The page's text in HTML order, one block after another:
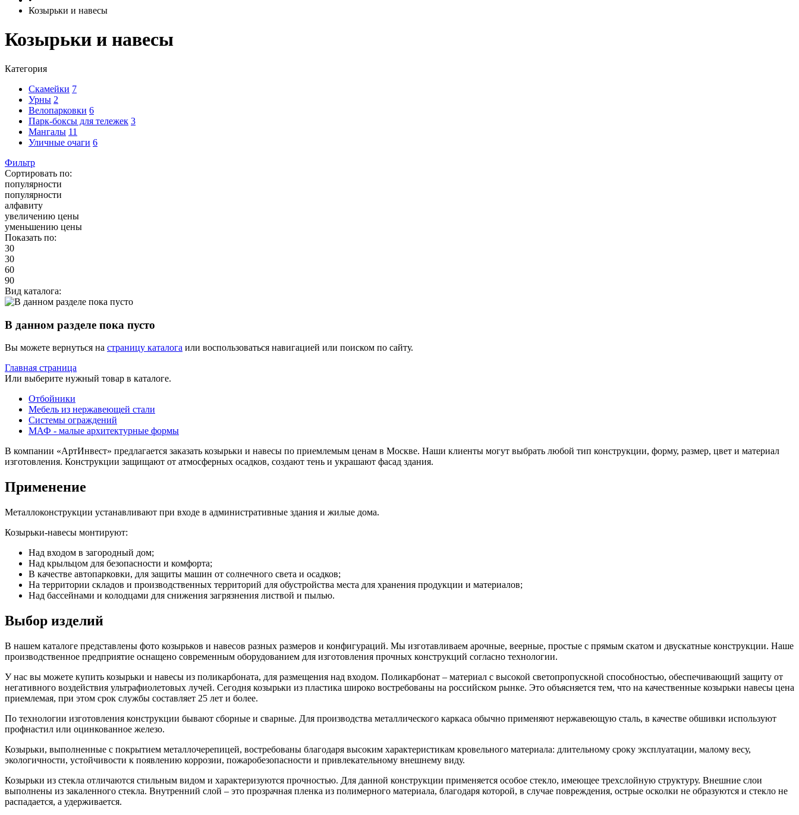
Козырьки и навесы
Козырьки и навесы
Категория
Скамейки 7
Урны 2
Велопарковки 6
Парк-боксы для тележек 3
Мангалы 11
Уличные очаги 6
Фильтр
Сортировать по:
популярности
популярности
алфавиту
увеличению цены
уменьшению цены
Показать по:
30
30
60
90
Вид каталога:
В данном разделе пока пусто
Вы можете вернуться на страницу каталога или воспользоваться навигацией или поиском по сайту.
Главная страница
Или выберите нужный товар в каталоге.
Отбойники
Мебель из нержавеющей стали
Системы ограждений
МАФ - малые архитектурные формы
В компании «АртИнвест» предлагается заказать козырьки и навесы по приемлемым ценам в Москве. Наши клиенты могут выбрать любой тип конструкции, форму, размер, цвет и материал
изготовления. Конструкции защищают от атмосферных осадков, создают тень и украшают фасад здания.
Применение
Металлоконструкции устанавливают при входе в административные здания и жилые дома.
Козырьки-навесы монтируют:
Над входом в загородный дом;
Над крыльцом для безопасности и комфорта;
В качестве автопарковки, для защиты машин от солнечного света и осадков;
На территории складов и производственных территорий для обустройства места для хранения продукции и материалов;
Над бассейнами и колодцами для снижения загрязнения листвой и пылью.
Выбор изделий
В нашем каталоге представлены фото козырьков и навесов разных размеров и конфигураций. Мы изготавливаем арочные, веерные, простые с прямым скатом и двускатные конструкции. Наше
производственное предприятие оснащено современным оборудованием для изготовления прочных конструкций согласно технологии.
У нас вы можете купить козырьки и навесы из поликарбоната, для размещения над входом. Поликарбонат – материал с высокой светопропускной способностью, обеспечивающий защиту от
негативного воздействия ультрафиолетовых лучей. Сегодня козырьки из пластика широко востребованы на российском рынке. Это объясняется тем, что на качественные козырьки навесы цена
приемлемая, при этом срок службы составляет 25 лет и более.
По технологии изготовления конструкции бывают сборные и сварные. Для производства металлического каркаса обычно применяют нержавеющую сталь, в качестве обшивки используют
профнастил или оцинкованное железо.
Козырьки, выполненные с покрытием металлочерепицей, востребованы благодаря высоким характеристикам кровельного материала: длительному сроку эксплуатации, малому весу,
экологичности, устойчивости к появлению коррозии, пожаробезопасности и привлекательному внешнему виду.
Козырьки из стекла отличаются стильным видом и характеризуются прочностью. Для данной конструкции применяется особое стекло, имеющее трехслойную структуру. Внешние слои
выполнены из закаленного стекла. Внутренний слой – это прозрачная пленка из полимерного материала, благодаря которой, в случае повреждения, острые осколки не образуются и стекло не
распадается, а удерживается.